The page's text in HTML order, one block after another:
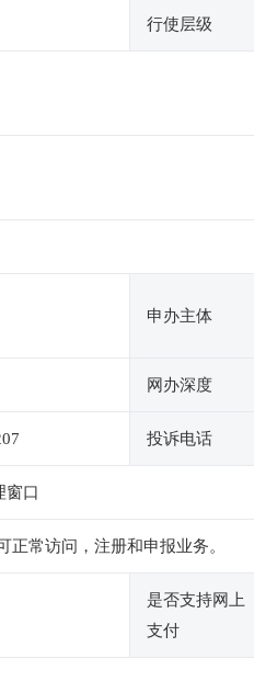
行使层级
申办主体
网办深度
投诉电话
窗口
常访问，注册和申报业务。
是否支持网上
支付